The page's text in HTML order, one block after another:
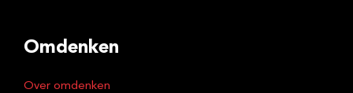
Omdenken
Over omdenken